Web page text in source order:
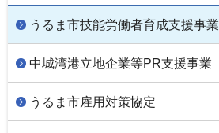
うるま市技能労働者育成支援事業
中城湾港立地企業等PR支援事業
うるま市雇用対策協定